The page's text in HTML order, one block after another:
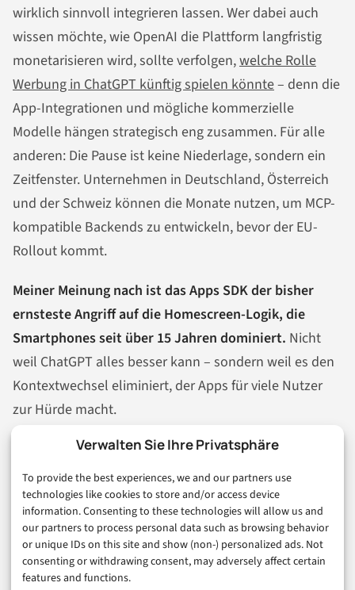
Verwalten Sie Ihre Privatsphäre
To provide the best experiences, we and our partners use
technologies like cookies to store and/or access device
information. Consenting to these technologies will allow us and
our partners to process personal data such as browsing behavior
or unique IDs on this site and show (non-) personalized ads. Not
consenting or withdrawing consent, may adversely affect certain
features and functions.
wirklich sinnvoll integrieren lassen. Wer dabei auch
wissen möchte, wie OpenAI die Plattform langfristig
monetarisieren wird, sollte verfolgen,welche Rolle
Werbung in ChatGPT künftig spielen könnte– denn die
App-Integrationen und mögliche kommerzielle
Modelle hängen strategisch eng zusammen. Für alle
anderen: Die Pause ist keine Niederlage, sondern ein
Zeitfenster. Unternehmen in Deutschland, Österreich
und der Schweiz können die Monate nutzen, um MCP-
kompatible Backends zu entwickeln, bevor der EU-
Rollout kommt.
Meiner Meinung nach ist das Apps SDK der bisher
ernsteste Angriff auf die Homescreen-Logik, die
Smartphones seit über 15 Jahren dominiert. Nicht
weil ChatGPT alles besser kann – sondern weil es den
Kontextwechsel eliminiert, der Apps für viele Nutzer
zur Hürde macht.
Die echte Frage ist nicht, ob der App Store stirbt. Die
Frage ist: Wer baut das bessere Ökosystem schneller?
AGENTIC AI API CHATGPT
In der ReiheKünstliche Intelligenz